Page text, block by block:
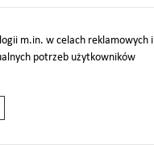
m.in. w celach reklamowych i
potrzeb użytkowników